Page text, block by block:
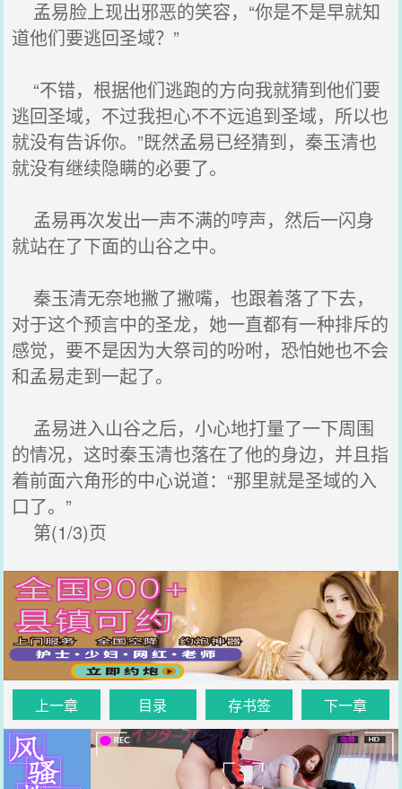
孟易脸上现出邪恶的笑容，“你是不是早就知
道他们要逃回圣域？”
“不错，根据他们逃跑的方向我就猜到他们要
逃回圣域，不过我担心不不远追到圣域，所以也
就没有告诉你。”既然孟易已经猜到，秦玉清也
就没有继续隐瞒的必要了。
孟易再次发出一声不满的哼声，然后一闪身
就站在了下面的山谷之中。
秦玉清无奈地撇了撇嘴，也跟着落了下去，
对于这个预言中的圣龙，她一直都有一种排斥的
感觉，要不是因为大祭司的吩咐，恐怕她也不会
和孟易走到一起了。
孟易进入山谷之后，小心地打量了一下周围
的情况，这时秦玉清也落在了他的身边，并且指
着前面六角形的中心说道：“那里就是圣域的入
口了。”
第(1/3)页
上一章 目录 存书签 下一章